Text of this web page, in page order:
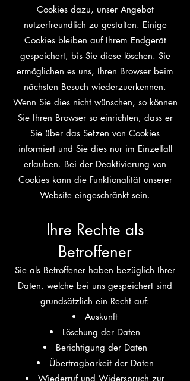
Cookies dazu, unser Angebot
nutzerfreundlich zu gestalten. Einige
Cookies bleiben auf Ihrem Endgerät
gespeichert, bis Sie diese löschen. Sie
ermöglichen es uns, Ihren Browser beim
nächsten Besuch wiederzuerkennen.
Wenn Sie dies nicht wünschen, so können
Sie Ihren Browser so einrichten, dass er
Sie über das Setzen von Cookies
informiert und Sie dies nur im Einzelfall
erlauben. Bei der Deaktivierung von
Cookies kann die Funktionalität unserer
Website eingeschränkt sein.
Ihre Rechte als
Betroffener
Sie als Betroffener haben bezüglich Ihrer
Daten, welche bei uns gespeichert sind
grundsätzlich ein Recht auf:
Auskunft
Löschung der Daten
Berichtigung der Daten
Übertragbarkeit der Daten
Wiederruf und Widerspruch zur